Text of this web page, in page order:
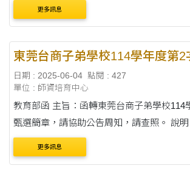
校，其學制、課程、教材、教法....
更多訊息
東莞台商子弟學校114學年度第2
日期 : 2025-06-04 點閱 : 427
單位 : 師資培育中心
教育部函 主旨：函轉東莞台商子弟學校114學年度第2次教師
甄選簡章，請協助公告周知，請查照。 說明： 一、依據東莞
台商子弟學校114年5月12日（一一四）莞學
更多訊息